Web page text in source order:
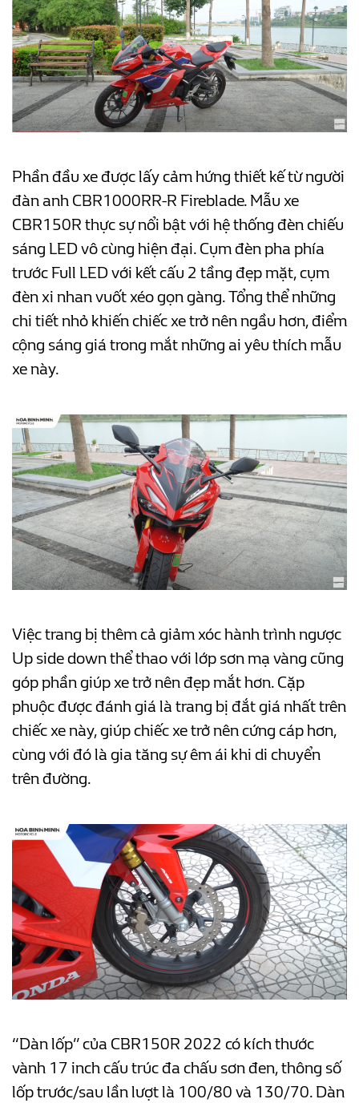
Phần đầu xe được lấy cảm hứng thiết kế từ người
đàn anh CBR1000RR-R Fireblade. Mẫu xe
CBR150R thực sự nổi bật với hệ thống đèn chiếu
sáng LED vô cùng hiện đại. Cụm đèn pha phía
trước Full LED với kết cấu 2 tầng đẹp mặt, cụm
đèn xi nhan vuốt xéo gọn gàng. Tổng thể những
chi tiết nhỏ khiến chiếc xe trở nên ngầu hơn, điểm
cộng sáng giá trong mắt những ai yêu thích mẫu
xe này.
Việc trang bị thêm cả giảm xóc hành trình ngược
Up side down thể thao với lớp sơn mạ vàng cũng
góp phần giúp xe trở nên đẹp mắt hơn. Cặp
phuộc được đánh giá là trang bị đắt giá nhất trên
chiếc xe này, giúp chiếc xe trở nên cứng cáp hơn,
cùng với đó là gia tăng sự êm ái khi di chuyển
trên đường.
“Dàn lốp” của CBR150R 2022 có kích thước
vành 17 inch cấu trúc đa chấu sơn đen, thông số
lốp trước/sau lần lượt là 100/80 và 130/70. Dàn